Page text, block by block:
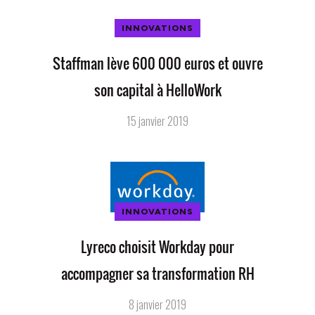
INNOVATIONS
Staffman lève 600 000 euros et ouvre
son capital à HelloWork
15 janvier 2019
INNOVATIONS
Lyreco choisit Workday pour
accompagner sa transformation RH
8 janvier 2019